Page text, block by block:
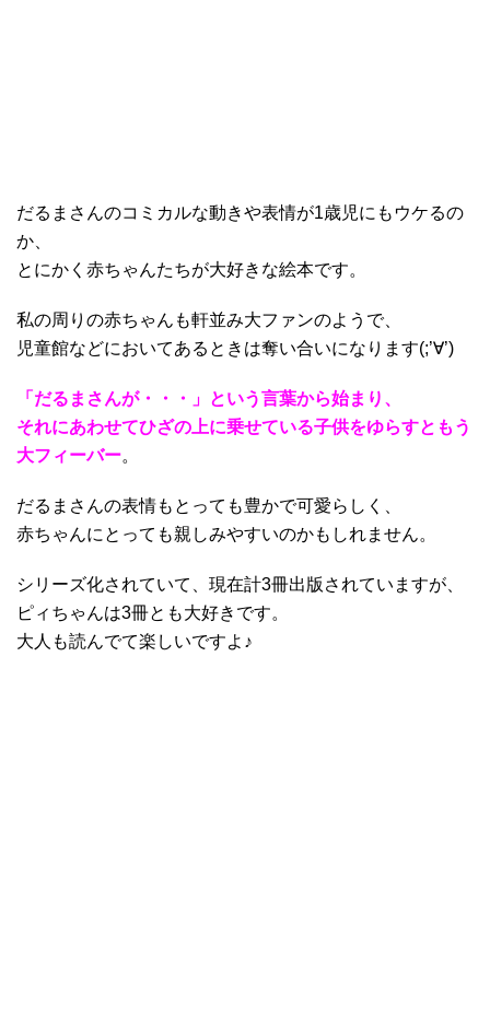
だるまさんのコミカルな動きや表情が1歳児にもウケるの
か、
とにかく赤ちゃんたちが大好きな絵本です。
私の周りの赤ちゃんも軒並み大ファンのようで、
児童館などにおいてあるときは奪い合いになります(;’∀’)
「だるまさんが・・・」という言葉から始まり、
それにあわせてひざの上に乗せている子供をゆらすともう
大フィーバー。
だるまさんの表情もとっても豊かで可愛らしく、
赤ちゃんにとっても親しみやすいのかもしれません。
シリーズ化されていて、現在計3冊出版されていますが、
ピィちゃんは3冊とも大好きです。
大人も読んでて楽しいですよ♪